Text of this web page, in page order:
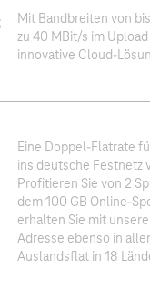
Mit Bandbreiten von
zu 40 MBit/s im
innovative Cloud-
Eine Doppel-Flatrate
ins deutsche Festnetz
Profitieren Sie von 2
dem 100 GB Online-
erhalten Sie mit
Adresse ebenso in
Auslandsflat in 18